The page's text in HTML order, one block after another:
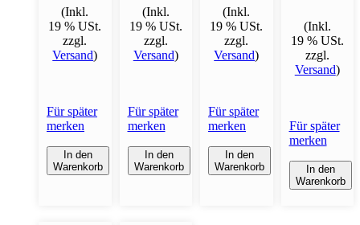
(Inkl.
19 % USt.
zzgl.
Versand)
Für später
merken
In den
Warenkorb
(Inkl.
19 % USt.
zzgl.
Versand)
Für später
merken
In den
Warenkorb
(Inkl.
19 % USt.
zzgl.
Versand)
Für später
merken
In den
Warenkorb
(Inkl.
19 % USt.
zzgl.
Versand)
Für später
merken
In den
Warenkorb